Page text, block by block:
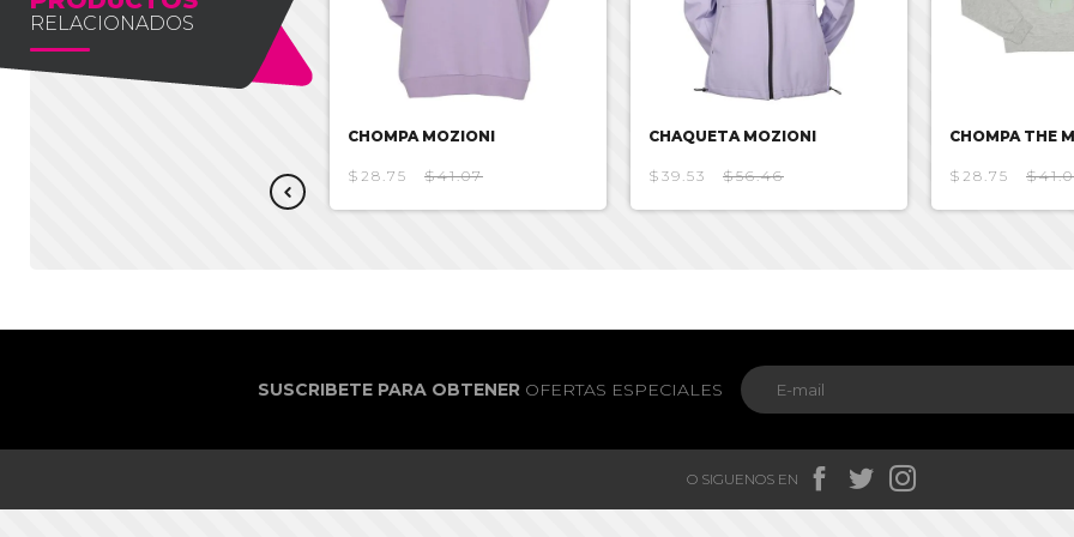
RELACIONADOS
CHOMPA MOZIONI
$28.75 $41.07
CHAQUETA MOZIONI
$39.53 $56.46
CHOMPA THE
$28.75
SUSCRIBETE PARA OBTENEROFERTAS ESPECIALES
O SIGUENOS EN   